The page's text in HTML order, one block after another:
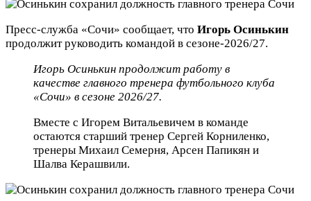
Пресс-служба «Сочи» сообщает, что Игорь Осинькин
продолжит руководить командой в сезоне-2026/27.
Игорь Осинькин продолжит работу в
качестве главного тренера футбольного клуба
«Сочи» в сезоне 2026/27.
Вместе с Игорем Витальевичем в команде
остаются старший тренер Сергей Корниленко,
тренеры Михаил Семерня, Арсен Папикян и
Шалва Керашвили.